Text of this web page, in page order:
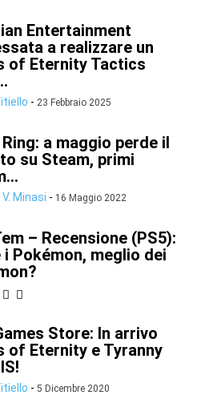
Entertainment
a realizzare un
of Eternity Tactics
- 23 Febbraio 2025
Ring: a maggio perde il
su Steam, primi
Minasi - 16 Maggio 2022
– Recensione (PS5):
i Pokémon, meglio dei
Store: In arrivo
of Eternity e Tyranny
- 5 Dicembre 2020